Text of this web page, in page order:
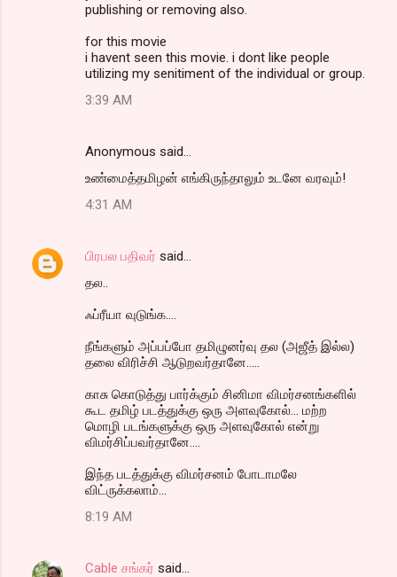
publishing or removing also.
for this movie
i havent seen this movie. i dont like people
utilizing my senitiment of the individual or group.
3:39 AM
Anonymous said…
உண்மைத்தமிழன் எங்கிருந்தாலும் உடனே வரவும்!
4:31 AM
பிரபல பதிவர் said…
தல..
ஃப்ரீயா வுடுங்க....
நீங்களும் அப்பப்போ தமிழுனர்வு தல (அஜீத் இல்ல)
தலை விரிச்சி ஆடுறவர்தானே.....
காசு கொடுத்து பார்க்கும் சினிமா விமர்சனங்களில்
கூட தமிழ் படத்துக்கு ஒரு அளவுகோல்... மற்ற
மொழி படங்களுக்கு ஒரு அளவுகோல் என்று
விமர்சிப்பவர்தானே....
இந்த படத்துக்கு விமர்சனம் போடாமலே
விட்ருக்கலாம்...
8:19 AM
Cable சங்கர் said…